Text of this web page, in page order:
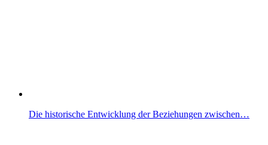
Die historische Entwicklung der Beziehungen zwischen…